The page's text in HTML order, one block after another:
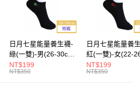
查看運費
日月七星能量養生襪-
綠(一雙)-男(26-30cm)-
船型（限海外直購）
Socks
NT$199
NT$350
日月七星能量養
紅(一雙)-女(22-
-船型 （限海外
Socks
NT$199
NT$350